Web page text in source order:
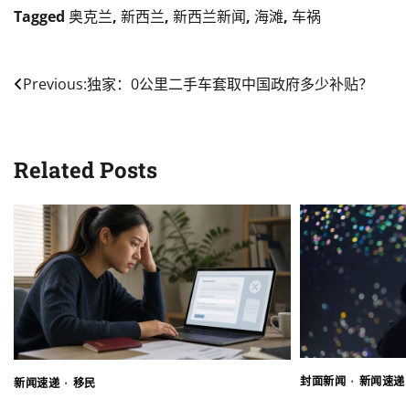
Tagged 奥克兰, 新西兰, 新西兰新闻, 海滩, 车祸
Post
Previous:独家：0公里二手车套取中国政府多少补贴？
Related Posts
新闻速递 移民 封面新闻 新闻速递